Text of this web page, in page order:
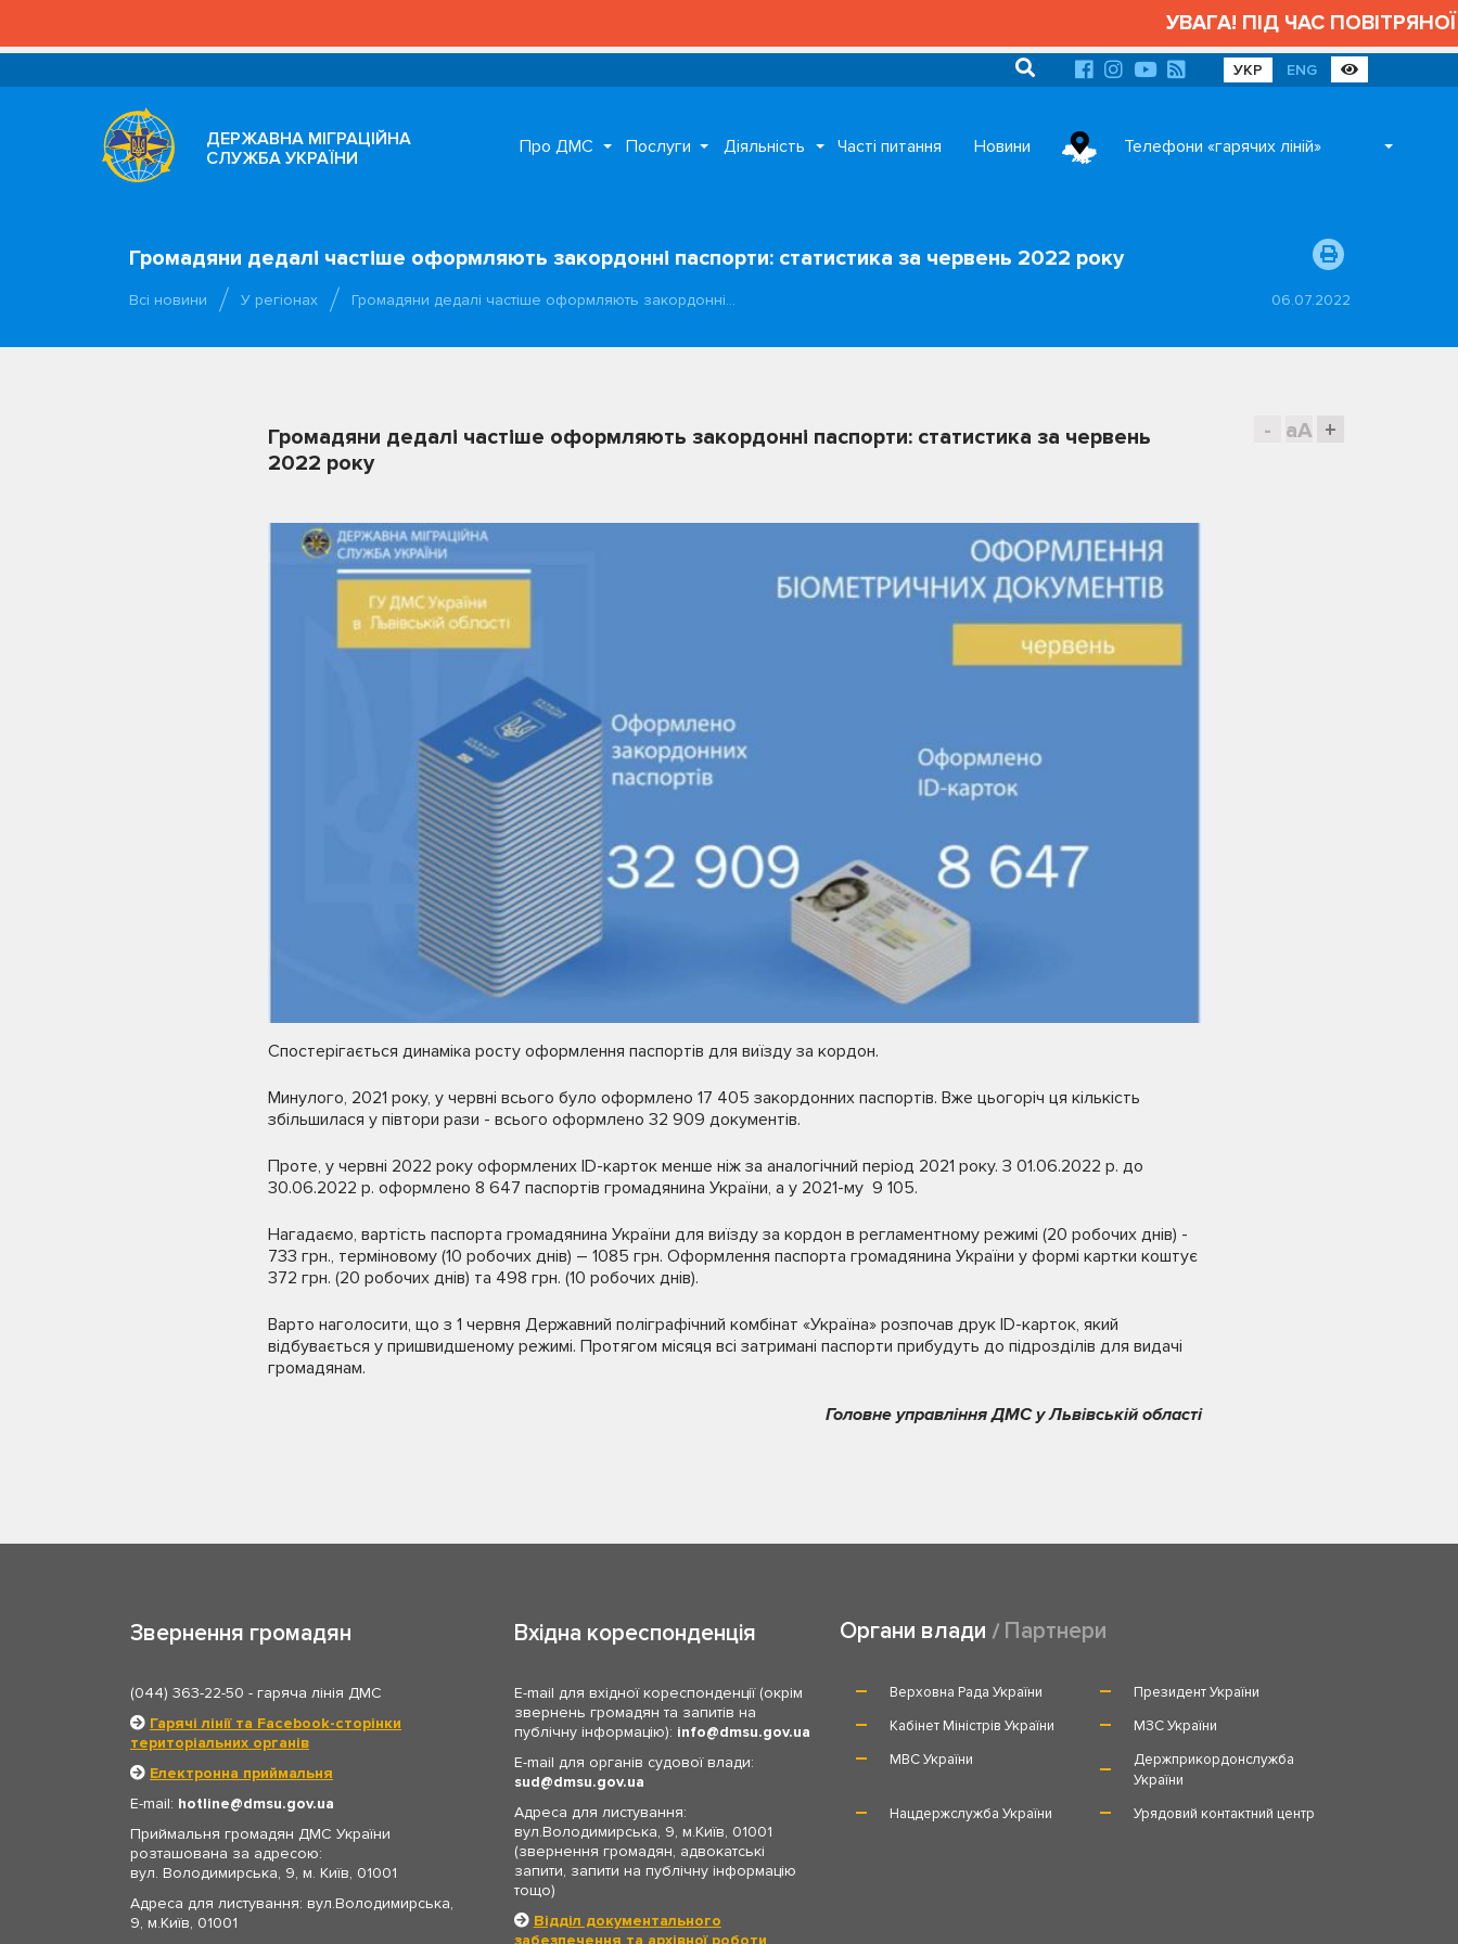
УВАГА! ПІД ЧАС
УКР ENG
ДЕРЖАВНА МІГРАЦІЙНА
СЛУЖБА УКРАЇНИ
Про ДМС Послуги Діяльність Часті питання Новини Телефони «гарячих ліній»
Громадяни дедалі частіше оформляють закордонні паспорти: статистика за червень 2022 року
Всі новини У регіонах Громадяни дедалі частіше оформляють закордонні… 06.07.2022
- aA +
Громадяни дедалі частіше оформляють закордонні паспорти: статистика за червень
2022 року
Спостерігається динаміка росту оформлення паспортів для виїзду за кордон.
Минулого, 2021 року, у червні всього було оформлено 17 405 закордонних паспортів. Вже цьогоріч ця кількість
збільшилася у півтори рази - всього оформлено 32 909 документів.
Проте, у червні 2022 року оформлених ID-карток менше ніж за аналогічний період 2021 року. З 01.06.2022 р. до
30.06.2022 р. оформлено 8 647 паспортів громадянина України, а у 2021-му 9 105.
Нагадаємо, вартість паспорта громадянина України для виїзду за кордон в регламентному режимі (20 робочих днів) -
733 грн., терміновому (10 робочих днів) – 1085 грн. Оформлення паспорта громадянина України у формі картки коштує
372 грн. (20 робочих днів) та 498 грн. (10 робочих днів).
Варто наголосити, що з 1 червня Державний поліграфічний комбінат «Україна» розпочав друк ID-карток, який
відбувається у пришвидшеному режимі. Протягом місяця всі затримані паспорти прибудуть до підрозділів для видачі
громадянам.
Головне управління ДМС у Львівській області
Звернення громадян
(044) 363-22-50 - гаряча лінія ДМС
Гарячі лінії та Facebook-сторінки
територіальних органів
Електронна приймальня
E-mail: hotline
dmsu.gov.ua
Приймальня громадян ДМС України
розташована за адресою:
вул. Володимирська, 9, м. Київ, 01001
Адреса для листування: вул.Володимирська,
9, м.Київ, 01001
Вхідна кореспонденція
E-mail для вхідної кореспонденції (окрім
звернень громадян та запитів на
публічну інформацію): info
dmsu.gov.ua
E-mail для органів судової влади:
sud
dmsu.gov.ua
Адреса для листування:
вул.Володимирська, 9, м.Київ, 01001
(звернення громадян, адвокатські
запити, запити на публічну інформацію
тощо)
Відділ документального
забезпечення та архівної роботи
Органи влади Партнери
Верховна Рада України
Президент України
Кабінет Міністрів України
МЗС України
МВС України
Держприкордонслужба
України
Нацдержслужба України
Урядовий контактний центр